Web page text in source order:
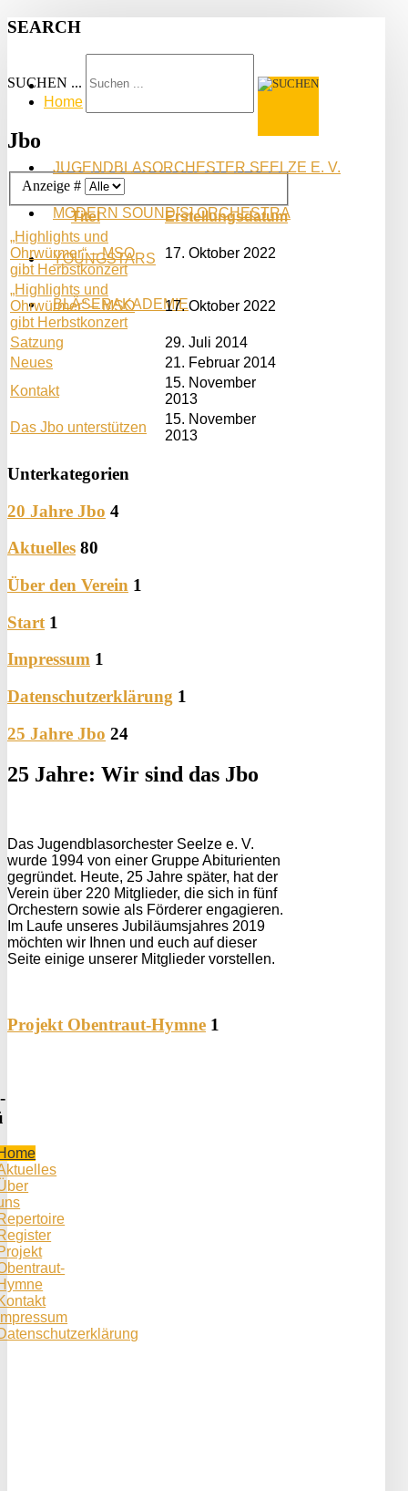
SEARCH
SUCHEN ...
JUGENDBLASORCHESTER SEELZE E. V.
MODERN SOUND[S] ORCHESTRA
YOUNGSTARS
BLÄSERAKADEMIE
Home
Jbo
Anzeige #
Titel
Erstellungsdatum
„Highlights und
Ohrwürmer“ – MSO
gibt Herbstkonzert
17. Oktober 2022
„Highlights und
Ohrwürmer“ – MSO
gibt Herbstkonzert
17. Oktober 2022
Satzung
29. Juli 2014
Neues
21. Februar 2014
Kontakt
15. November
2013
Das Jbo unterstützen
15. November
2013
Unterkategorien
20 Jahre Jbo 4
Aktuelles 80
Über den Verein 1
Start 1
Impressum 1
Datenschutzerklärung 1
25 Jahre Jbo 24
25 Jahre: Wir sind das Jbo
Das Jugendblasorchester Seelze e. V.
wurde 1994 von einer Gruppe Abiturienten
gegründet. Heute, 25 Jahre später, hat der
Verein über 220 Mitglieder, die sich in fünf
Orchestern sowie als Förderer engagieren.
Im Laufe unseres Jubiläumsjahres 2019
möchten wir Ihnen und euch auf dieser
Seite einige unserer Mitglieder vorstellen.
Projekt Obentraut-Hymne 1